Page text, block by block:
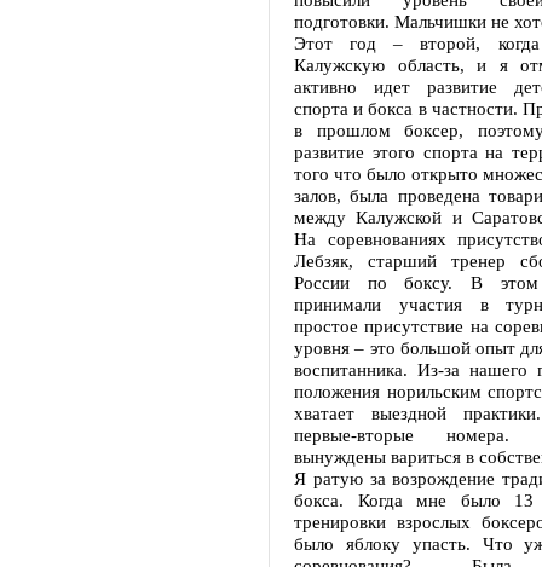
подготовки. Мальчишки не
Этот год – второй,
Калужскую область, и я
активно идет развитие
спорта и бокса в частности.
в прошлом боксер,
развитие этого спорта на
того что было открыто
залов, была проведена
между Калужской и
На соревнованиях
Лебзяк, старший тренер
России по боксу. В
принимали участия в
простое присутствие на
уровня – это большой опыт
воспитанника. Из-за нашего
положения норильским
хватает выездной
первые-вторые номера.
вынуждены вариться в
Я ратую за возрождение
бокса. Когда мне было 13
тренировки взрослых
было яблоку упасть. Что